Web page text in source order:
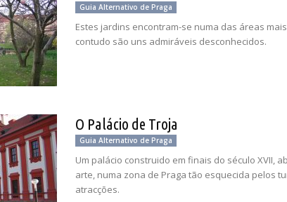
Guia Alternativo de Praga
Estes jardins encontram-se numa das áreas
contudo são uns admiráveis desconhecidos.
O Palácio de Troja
Guia Alternativo de Praga
Um palácio construido em finais do século XVII,
arte, numa zona de Praga tão esquecida pelos
atracções.